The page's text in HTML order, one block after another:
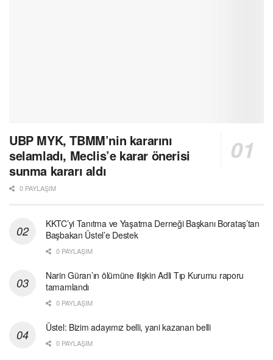
UBP MYK, TBMM’nin kararını
selamladı, Meclis’e karar önerisi
sunma kararı aldı
0 PAYLAŞIM
KKTC’yi Tanıtma ve Yaşatma Derneği Başkanı Borataş’tan
Başbakan Üstel’e Destek
0 PAYLAŞIM
Narin Güran’ın ölümüne ilişkin Adli Tıp Kurumu raporu
tamamlandı
0 PAYLAŞIM
Üstel: Bizim adayımız belli, yani kazanan belli
0 PAYLAŞIM